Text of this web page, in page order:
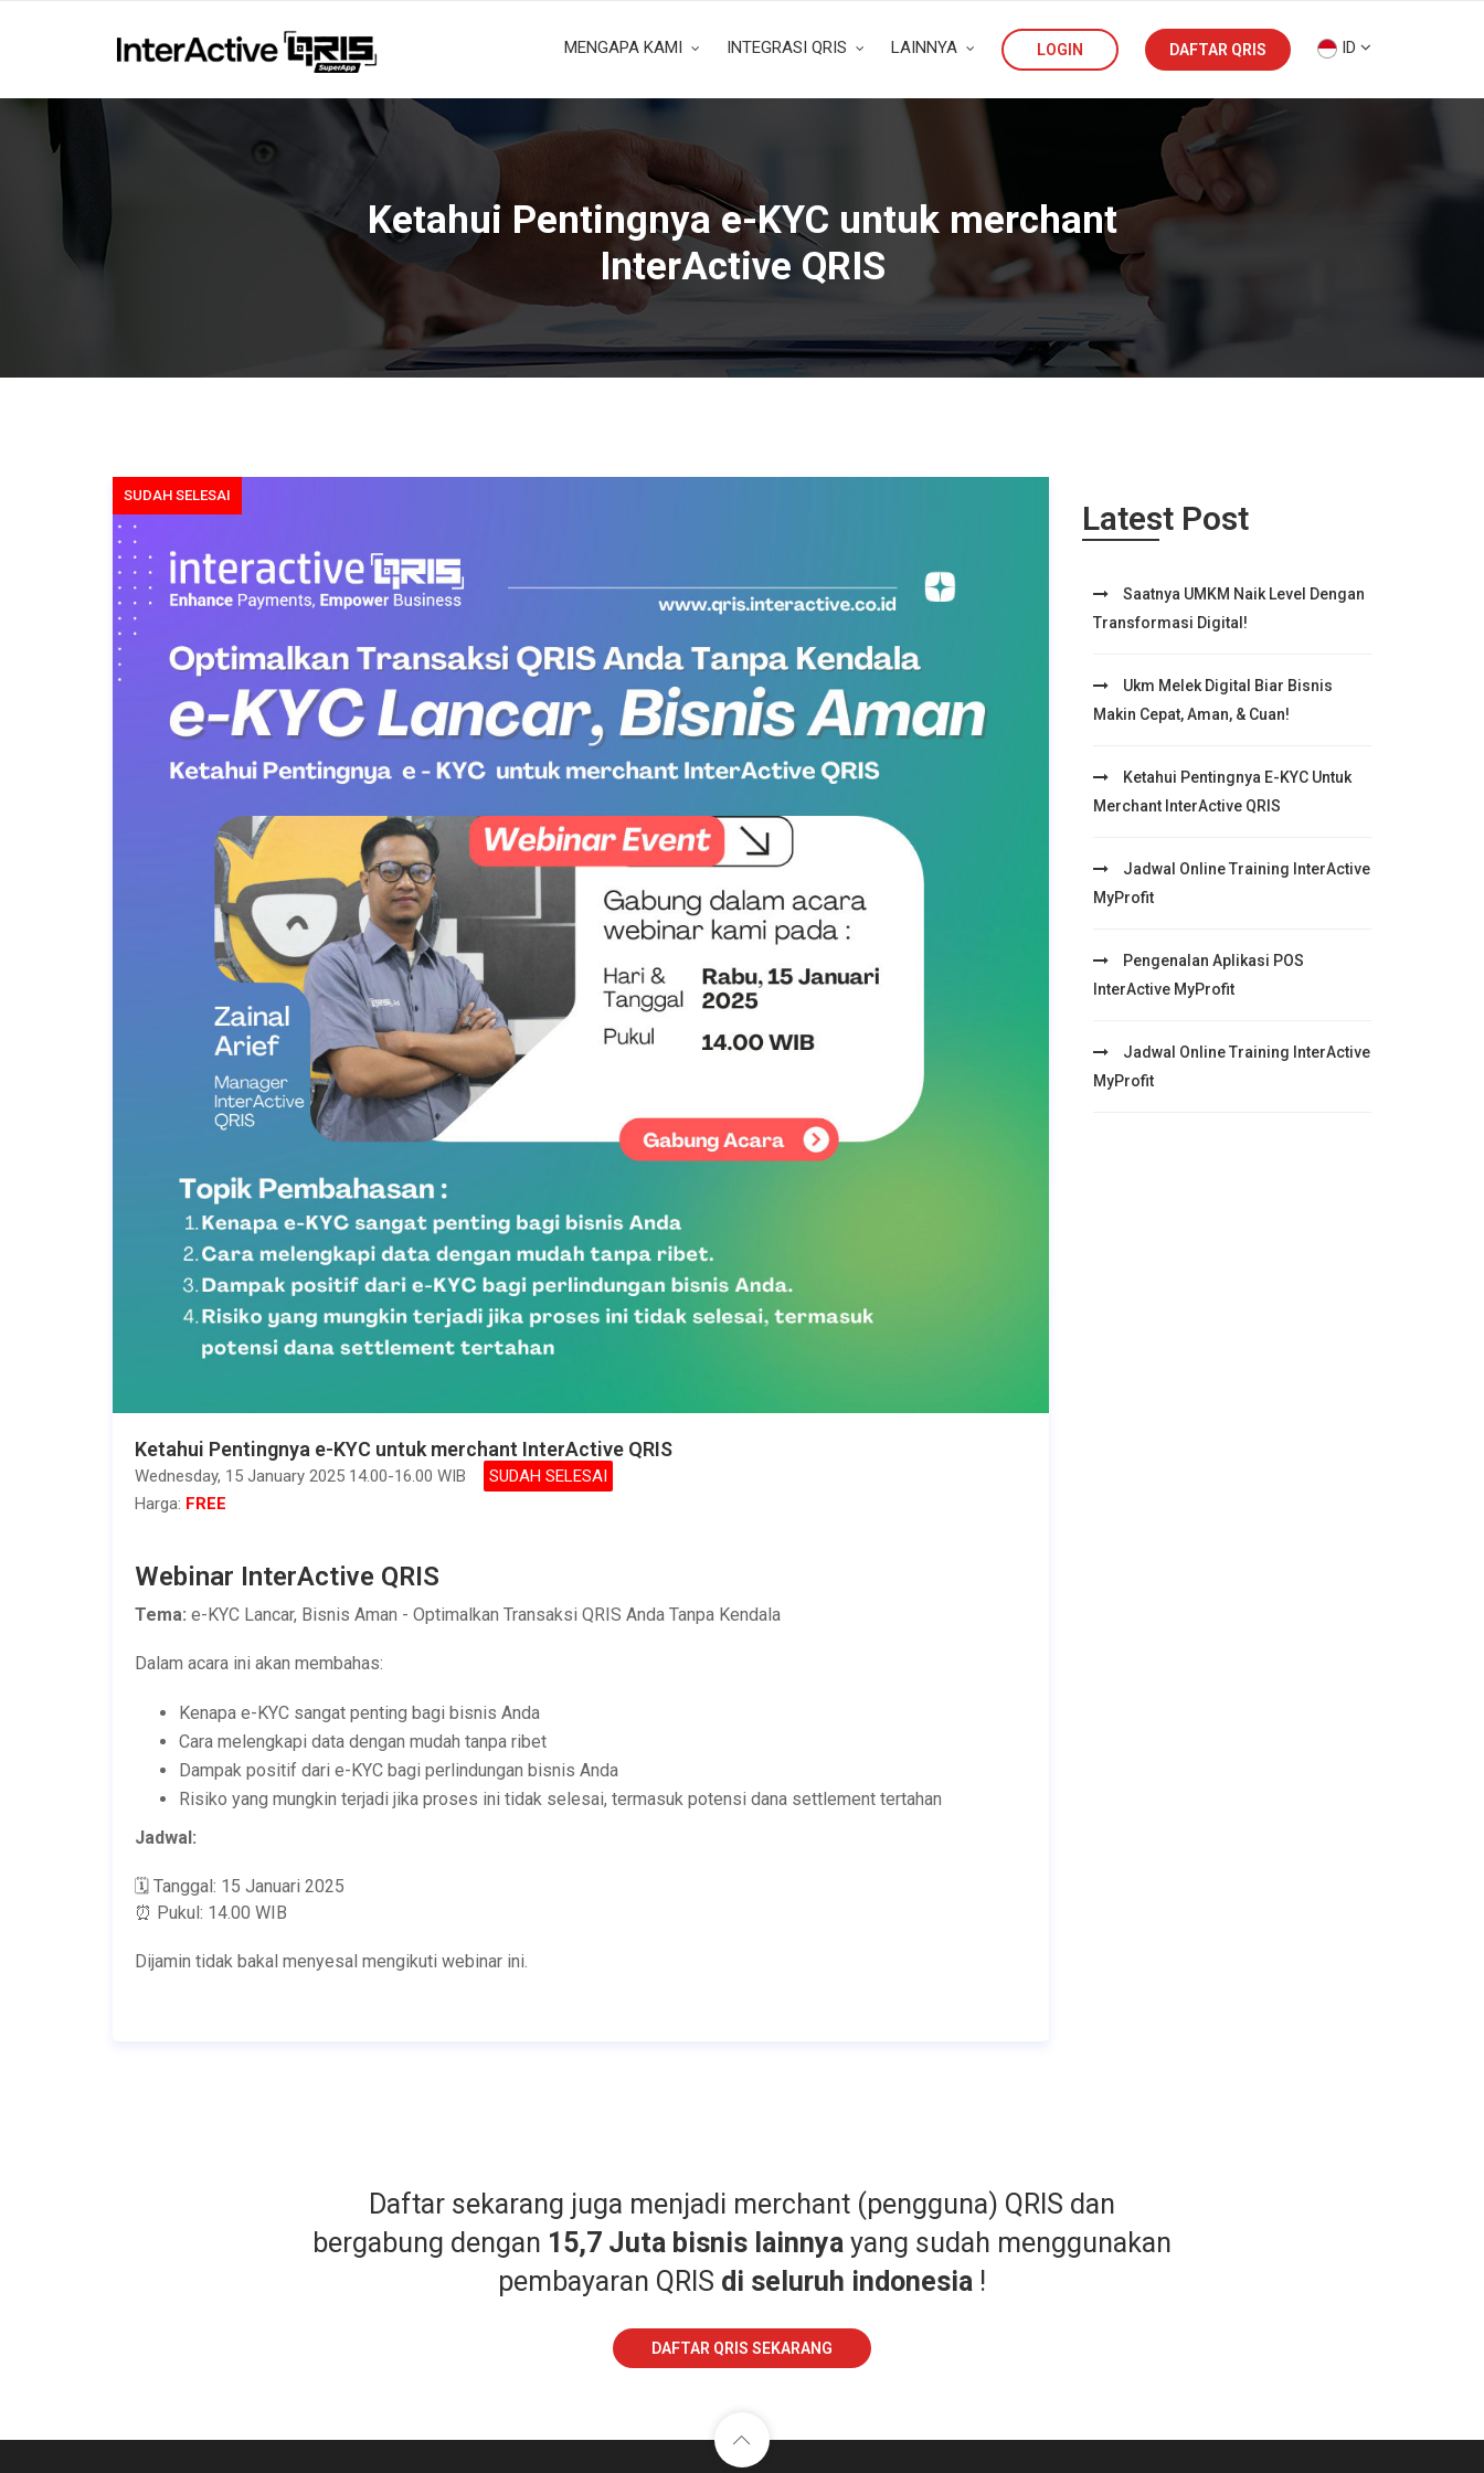
MENGAPA KAMI INTEGRASI QRIS LAINNYA LOGIN DAFTAR QRIS ID
Ketahui Pentingnya e-KYC untuk merchant
InterActive QRIS
SUDAH SELESAI
Ketahui Pentingnya e-KYC untuk merchant InterActive QRIS
Wednesday, 15 January 2025 14.00-16.00 WIB
SUDAH SELESAI
Harga: FREE
Webinar InterActive QRIS
Tema: e-KYC Lancar, Bisnis Aman - Optimalkan Transaksi QRIS Anda Tanpa Kendala
Dalam acara ini akan membahas:
Kenapa e-KYC sangat penting bagi bisnis Anda
Cara melengkapi data dengan mudah tanpa ribet
Dampak positif dari e-KYC bagi perlindungan bisnis Anda
Risiko yang mungkin terjadi jika proses ini tidak selesai, termasuk potensi dana settlement tertahan
Jadwal:
🗓️ Tanggal: 15 Januari 2025
⏰ Pukul: 14.00 WIB
Dijamin tidak bakal menyesal mengikuti webinar ini.
Latest Post
Saatnya UMKM Naik Level Dengan
Transformasi Digital!
Ukm Melek Digital Biar Bisnis
Makin Cepat, Aman, & Cuan!
Ketahui Pentingnya E-KYC Untuk
Merchant InterActive QRIS
Jadwal Online Training InterActive
MyProfit
Pengenalan Aplikasi POS
InterActive MyProfit
Jadwal Online Training InterActive
MyProfit
Daftar sekarang juga menjadi merchant (pengguna) QRIS dan
bergabung dengan 15,7 Juta bisnis lainnya yang sudah menggunakan
pembayaran QRIS di seluruh indonesia !
DAFTAR QRIS SEKARANG